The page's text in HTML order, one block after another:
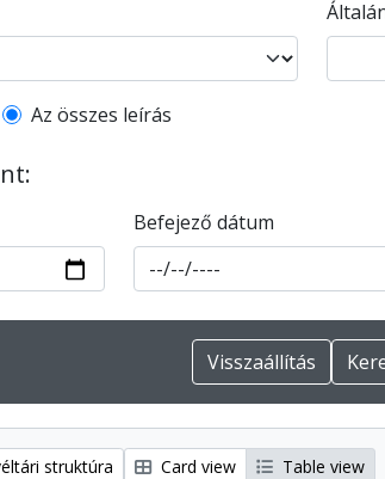
filter
Az összes leírás
Befejező dátum
struktúra Card view Table view